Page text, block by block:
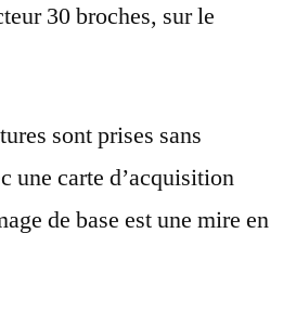
30 broches, sur le
sont prises sans
une carte d’acquisition
de base est une mire en